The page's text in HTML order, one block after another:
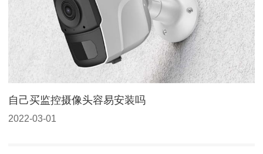
自己买监控摄像头容易安装吗
2022-03-01